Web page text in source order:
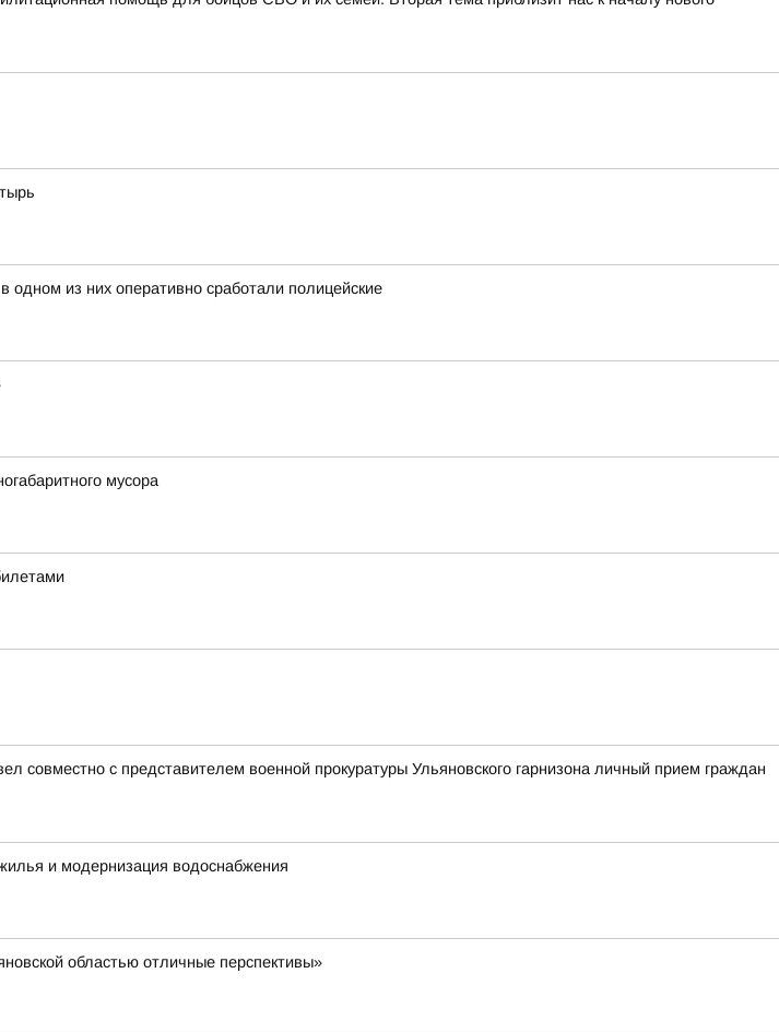
из них оперативно сработали полицейские
мусора
совместно с представителем военной прокуратуры Ульяновского гарнизона личный прием граждан
и модернизация водоснабжения
областью отличные перспективы»